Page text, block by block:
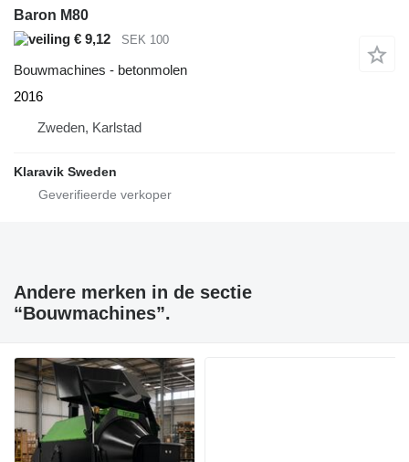
Baron M80
€ 9,12
SEK 100
Bouwmachines - betonmolen
2016
Zweden, Karlstad
Klaravik Sweden
Andere merken in de sectie
“Bouwmachines”.